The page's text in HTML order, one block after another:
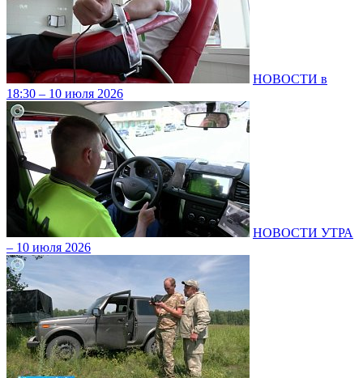
НОВОСТИ в
18:30 – 10 июля 2026
НОВОСТИ УТРА
– 10 июля 2026